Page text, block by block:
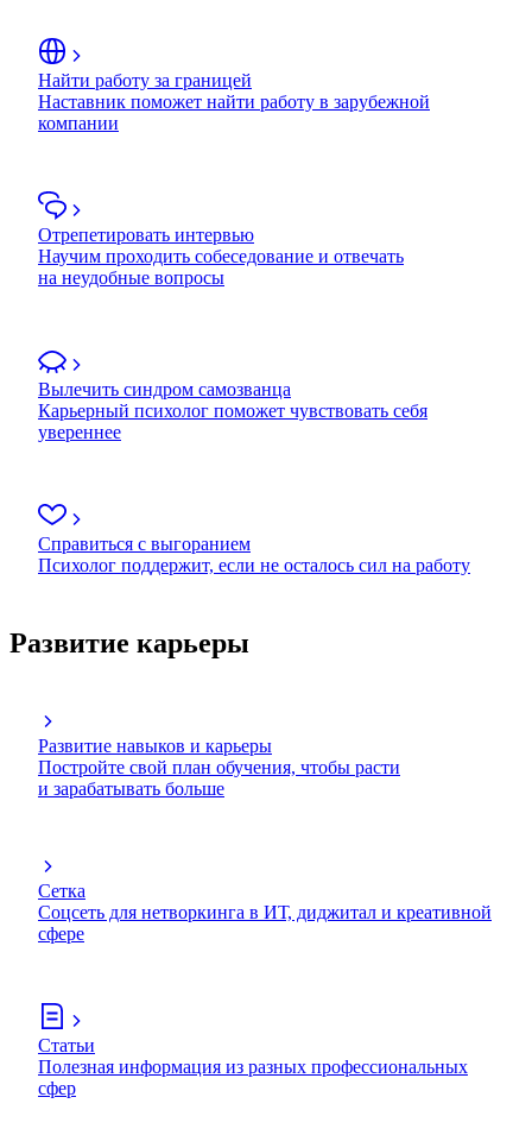
Найти работу за границей
Наставник поможет найти работу в зарубежной
компании
Отрепетировать интервью
Научим проходить собеседование и отвечать
на неудобные вопросы
Вылечить синдром самозванца
Карьерный психолог поможет чувствовать себя
увереннее
Справиться с выгоранием
Психолог поддержит, если не осталось сил на работу
Развитие карьеры
Развитие навыков и карьеры
Постройте свой план обучения, чтобы расти
и зарабатывать больше
Сетка
Соцсеть для нетворкинга в ИТ, диджитал и креативной
сфере
Статьи
Полезная информация из разных профессиональных
сфер